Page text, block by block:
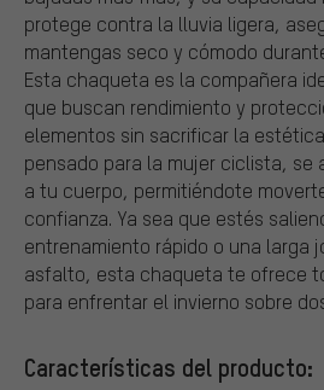
protege contra la lluvia ligera,
mantengas seco y cómodo
Esta chaqueta es la compañera
que buscan rendimiento y
elementos sin sacrificar la
pensado para la mujer ciclista,
a tu cuerpo, permitiéndote
confianza. Ya sea que estés
entrenamiento rápido o una larga
asfalto, esta chaqueta te ofrece
para enfrentar el invierno sobre
Características del producto: